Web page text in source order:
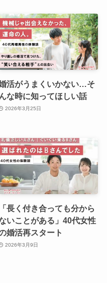
活がうまくいかない…そ
んな時に知ってほしい話
2026年3月25日
「長く付き合っても分から
いことがある」40代女性
婚活再スタート
2026年3月9日